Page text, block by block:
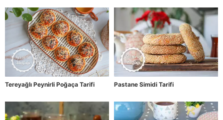
Tereyağlı Peynirli Poğaça Tarifi Pastane Simidi Tarifi